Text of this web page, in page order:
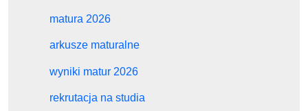
matura 2026
arkusze maturalne
wyniki matur 2026
rekrutacja na studia